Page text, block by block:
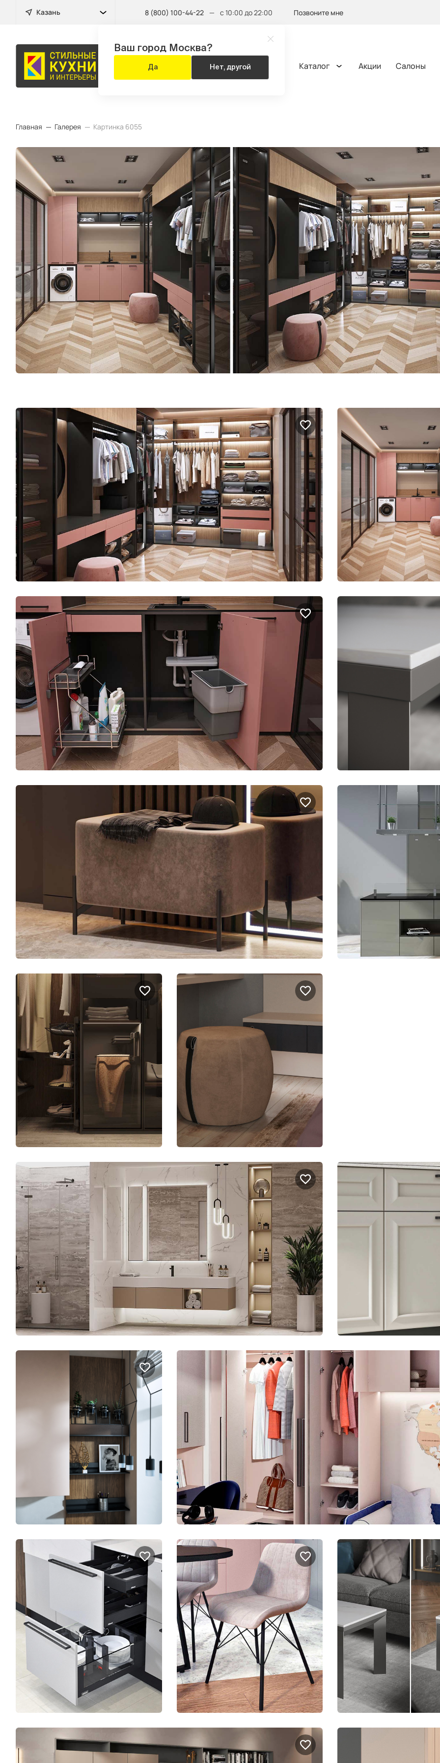
Ваш город Москва?
Да Нет, другой
Казань 8 (800) 100-44-22 — с 10:00 до 22:00 Позвоните мне
КУХНЯ
ЗА 14 ДНЕЙ Каталог Акции Салоны
Главная Галерея Картинка 6055